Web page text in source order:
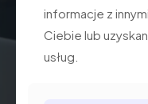
informacje z
Ciebie lub
usług.